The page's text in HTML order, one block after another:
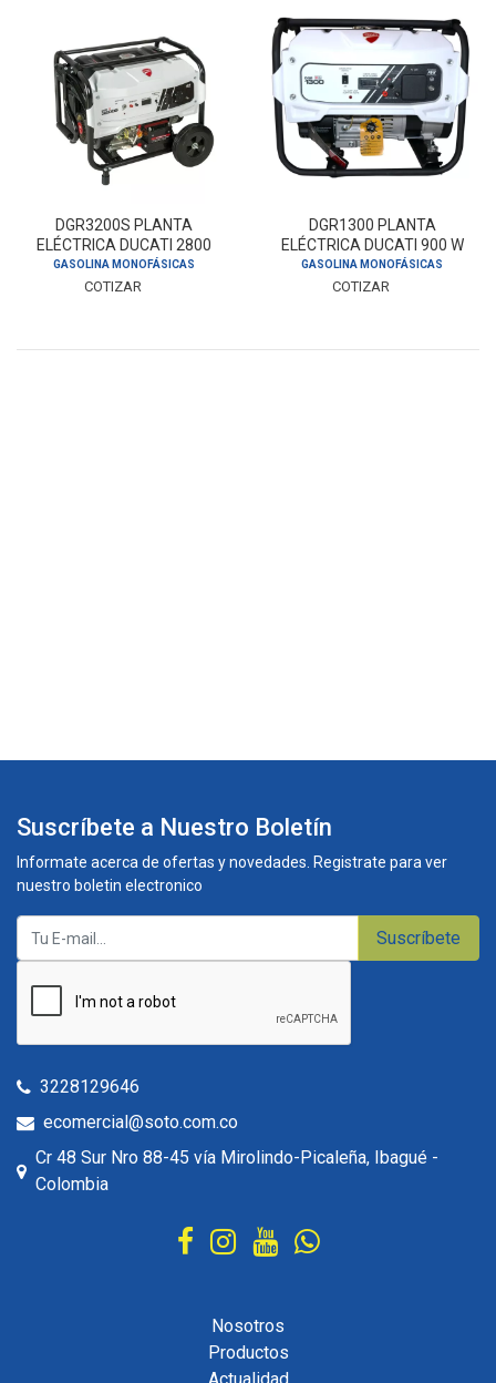
DGR3200S PLANTA
ELÉCTRICA DUCATI 2800
W GASOLINA
GASOLINA MONOFÁSICAS
COTIZAR
DGR1300 PLANTA
ELÉCTRICA DUCATI 900 W
GASOLINA
GASOLINA MONOFÁSICAS
COTIZAR
Suscríbete a Nuestro Boletín
Informate acerca de ofertas y novedades. Registrate para ver
nuestro boletin electronico
Suscríbete
3228129646
ecomercial@soto.com.co
Cr 48 Sur Nro 88-45 vía Mirolindo-Picaleña, Ibagué -
Colombia
Nosotros
Productos